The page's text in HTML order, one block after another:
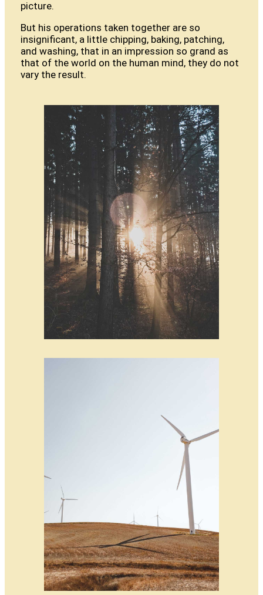
picture.
But his operations taken together are so
insignificant, a little chipping, baking, patching,
and washing, that in an impression so grand as
that of the world on the human mind, they do not
vary the result.